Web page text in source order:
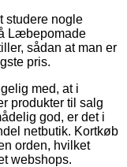
studere nogle
Læbepomade
sådan at man er
pris.
med, at i
produkter til salg
god, er det i
netbutik. Kortkøb
orden, hvilket
webshops.